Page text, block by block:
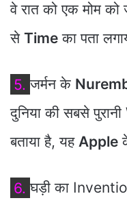
वे रात को एक मोम
से Time का पता
5. जर्मन के
दुनिया की सबसे पुरानी
बताया है, यह Apple
6. घड़ी का